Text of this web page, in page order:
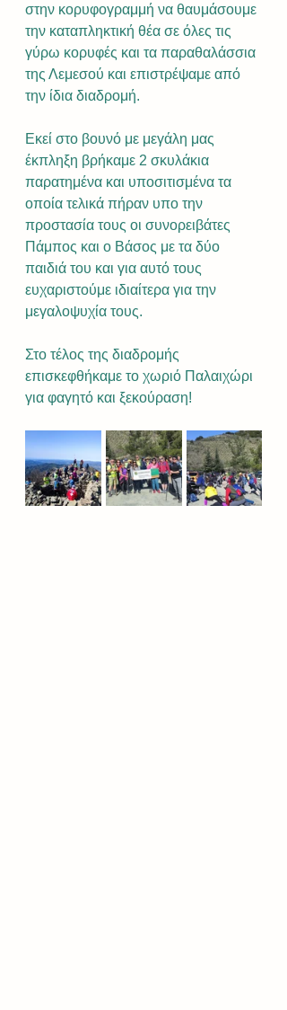
στην κορυφογραμμή να θαυμάσουμε
την καταπληκτική θέα σε όλες τις
γύρω κορυφές και τα παραθαλάσσια
της Λεμεσού και επιστρέψαμε από
την ίδια διαδρομή.
Εκεί στο βουνό με μεγάλη μας
έκπληξη βρήκαμε 2 σκυλάκια
παρατημένα και υποσιτισμένα τα
οποία τελικά πήραν υπο την
προστασία τους οι συνορειβάτες
Πάμπος και ο Βάσος με τα δύο
παιδιά του και για αυτό τους
ευχαριστούμε ιδιαίτερα για την
μεγαλοψυχία τους.
Στο τέλος της διαδρομής
επισκεφθήκαμε το χωριό Παλαιχώρι
για φαγητό και ξεκούραση!